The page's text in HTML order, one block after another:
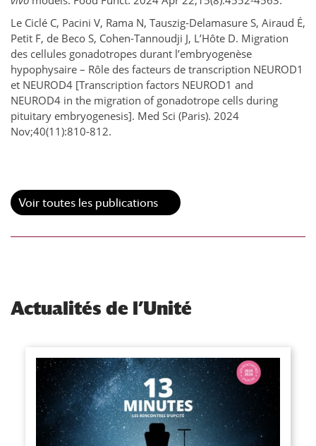
Le Ciclé C, Pacini V, Rama N, Tauszig-Delamasure S, Airaud É,
Petit F, de Beco S, Cohen-Tannoudji J, L’Hôte D. Migration
des cellules gonadotropes durant l’embryogenèse
hypophysaire – Rôle des facteurs de transcription NEUROD1
et NEUROD4 [Transcription factors NEUROD1 and
NEUROD4 in the migration of gonadotrope cells during
pituitary embryogenesis]. Med Sci (Paris). 2024
Nov;40(11):810-812.
Voir toutes les publications
Actualités de l’Unité